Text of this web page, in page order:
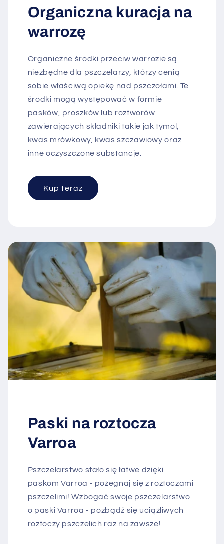
Organiczna kuracja na
warrozę
Organiczne środki przeciw warrozie są
niezbędne dla pszczelarzy, którzy cenią
sobie właściwą opiekę nad pszczołami. Te
środki mogą występować w formie
pasków, proszków lub roztworów
zawierających składniki takie jak tymol,
kwas mrówkowy, kwas szczawiowy oraz
inne oczyszczone substancje.
Kup teraz
Paski na roztocza
Varroa
Pszczelarstwo stało się łatwe dzięki
paskom Varroa - pożegnaj się z roztoczami
pszczelimi! Wzbogać swoje pszczelarstwo
o paski Varroa - pozbądź się uciążliwych
roztoczy pszczelich raz na zawsze!